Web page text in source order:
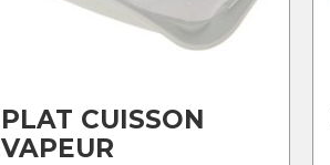
PLAT CUISSON
VAPEUR